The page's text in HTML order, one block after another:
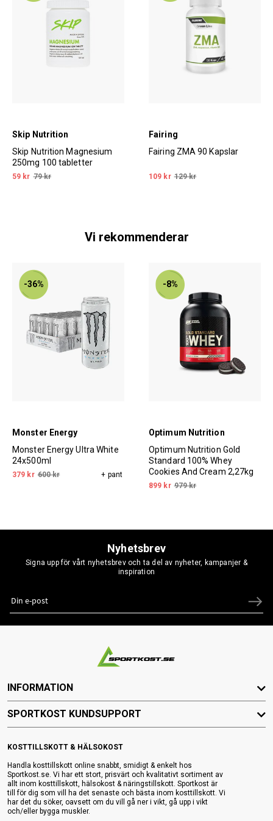
Skip Nutrition
Skip Nutrition Magnesium
250mg 100 tabletter
59 kr 79 kr
Fairing
Fairing ZMA 90 Kapslar
109 kr 129 kr
Vi rekommenderar
-36%
Monster Energy
Monster Energy Ultra White
24x500ml
379 kr 600 kr + pant
-8%
Optimum Nutrition
Optimum Nutrition Gold
Standard 100% Whey
Cookies And Cream 2,27kg
899 kr 979 kr
Nyhetsbrev
Signa upp för vårt nyhetsbrev och ta del av nyheter, kampanjer &
inspiration
KOSTTILLSKOTT & HÄLSOKOST
Handla kosttillskott online snabbt, smidigt & enkelt hos
Sportkost.se. Vi har ett stort, prisvärt och kvalitativt sortiment av
allt inom kosttillskott, hälsokost & näringstillskott. Sportkost är
till för dig som vill ha det senaste och bästa inom kosttillskott. Vi
har det du söker, oavsett om du vill gå ner i vikt, gå upp i vikt
och/eller bygga muskler.
INFORMATION
SPORTKOST KUNDSUPPORT